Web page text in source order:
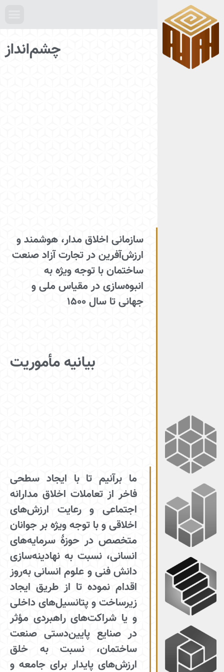
چشم‌انداز
سازمانی اخلاق مدار، هوشمند و
ارزش‌آفرین در تجارت آزاد صنعت
ساختمان با توجه ویژه به
انبوه‌سازی در مقیاس ملی و
جهانی تا سال ۱۵۰۰
بیانیه مأموریت
ما برآنیم تا با ایجاد سطحی
فاخر از تعاملات اخلاق مدارانه
اجتماعی و رعایت ارزش‌های
اخلاقی و با توجه ویژه بر جوانان
متخصص در حوزهٔ سرمایه‌های
انسانی، نسبت به نهادینه‌سازی
دانش فنی و علوم انسانی به‌روز
اقدام نموده تا از طریق ایجاد
زیرساخت و پتانسیل‌های داخلی
و یا شراکت‌های راهبردی مؤثر
در صنایع پایین‌دستی صنعت
ساختمان، نسبت به خلق
ارزش‌های پایدار برای جامعه و